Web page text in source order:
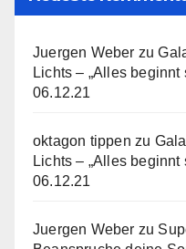
Juergen Weber zu
Lichts – „Alles
06.12.21
oktagon tippen zu
Lichts – „Alles
06.12.21
Juergen Weber zu